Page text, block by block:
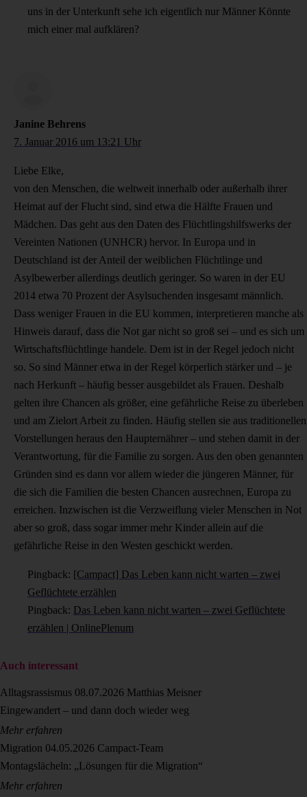
uns in der Unterkunft sehe ich eigentlich nur Männer Könnte
mich einer mal aufklären?
Janine Behrens
7. Januar 2016 um 13:21 Uhr
Liebe Elke,
von den Menschen, die weltweit innerhalb oder außerhalb ihrer
Heimat auf der Flucht sind, sind etwa die Hälfte Frauen und
Mädchen. Das geht aus den Daten des Flüchtlingshilfswerks der
Vereinten Nationen (UNHCR) hervor. In Europa und in
Deutschland ist der Anteil der weiblichen Flüchtlinge und
Asylbewerber allerdings deutlich geringer. So waren in der EU
2014 etwa 70 Prozent der Asylsuchenden insgesamt männlich.
Dass weniger Frauen in die EU kommen, interpretieren manche als
Hinweis darauf, dass die Not gar nicht so groß sei – und es sich um
Wirtschaftsflüchtlinge handele. Dem ist in der Regel jedoch nicht
so. So sind Männer etwa in der Regel körperlich stärker und – je
nach Herkunft – häufig besser ausgebildet als Frauen. Deshalb
gelten ihre Chancen als größer, eine gefährliche Reise zu überleben
und am Zielort Arbeit zu finden. Häufig stellen sie aus traditionellen
Vorstellungen heraus den Haupternährer – und stehen damit in der
Verantwortung, für die Familie zu sorgen. Aus den oben genannten
Gründen sind es dann vor allem wieder die jüngeren Männer, für
die sich die Familien die besten Chancen ausrechnen, Europa zu
erreichen. Inzwischen ist die Verzweiflung vieler Menschen in Not
aber so groß, dass sogar immer mehr Kinder allein auf die
gefährliche Reise in den Westen geschickt werden.
Pingback: [Campact] Das Leben kann nicht warten – zwei
Geflüchtete erzählen
Pingback: Das Leben kann nicht warten – zwei Geflüchtete
erzählen | OnlinePlenum
Auch interessant
Alltagsrassismus 08.07.2026 Matthias Meisner
Eingewandert – und dann doch wieder weg
Mehr erfahren
Migration 04.05.2026 Campact-Team
Montagslächeln: „Lösungen für die Migration“
Mehr erfahren